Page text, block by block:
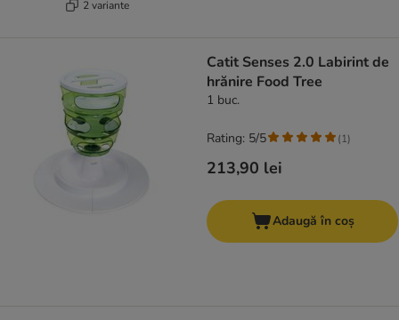
2 variante
Catit Senses 2.0 Labirint de
hrănire Food Tree
1 buc.
213,90 lei
Rating: 5/5 (1)
Adaugă în coș